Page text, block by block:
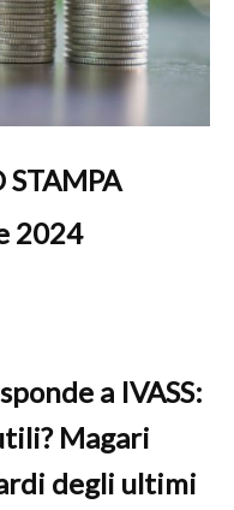
2024
a IVASS:
Magari
degli ultimi